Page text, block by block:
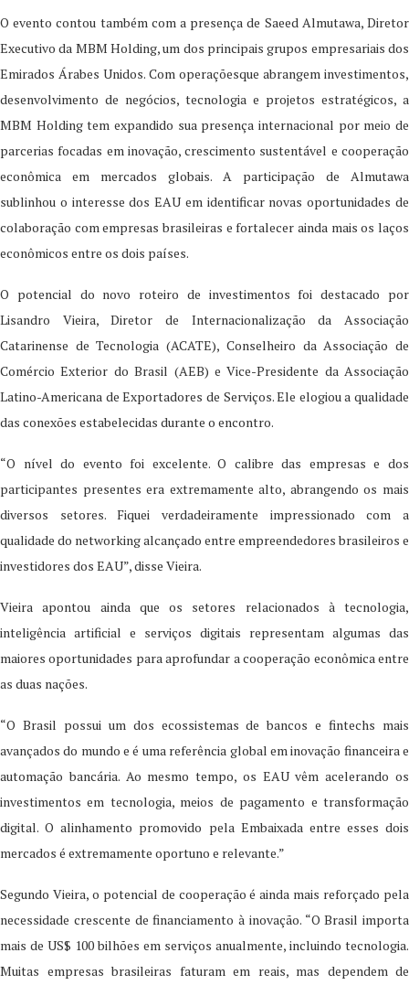
O evento contou também com a presença de Saeed Almutawa, Diretor
Executivo da MBM Holding, um dos principais grupos empresariais dos
Emirados Árabes Unidos. Com operaçõesque abrangem investimentos,
desenvolvimento de negócios, tecnologia e projetos estratégicos, a
MBM Holding tem expandido sua presença internacional por meio de
parcerias focadas em inovação, crescimento sustentável e cooperação
econômica em mercados globais. A participação de Almutawa
sublinhou o interesse dos EAU em identificar novas oportunidades de
colaboração com empresas brasileiras e fortalecer ainda mais os laços
econômicos entre os dois países.
O potencial do novo roteiro de investimentos foi destacado por
Lisandro Vieira, Diretor de Internacionalização da Associação
Catarinense de Tecnologia (ACATE), Conselheiro da Associação de
Comércio Exterior do Brasil (AEB) e Vice-Presidente da Associação
Latino-Americana de Exportadores de Serviços. Ele elogiou a qualidade
das conexões estabelecidas durante o encontro.
“O nível do evento foi excelente. O calibre das empresas e dos
participantes presentes era extremamente alto, abrangendo os mais
diversos setores. Fiquei verdadeiramente impressionado com a
qualidade do networking alcançado entre empreendedores brasileiros e
investidores dos EAU”, disse Vieira.
Vieira apontou ainda que os setores relacionados à tecnologia,
inteligência artificial e serviços digitais representam algumas das
maiores oportunidades para aprofundar a cooperação econômica entre
as duas nações.
“O Brasil possui um dos ecossistemas de bancos e fintechs mais
avançados do mundo e é uma referência global em inovação financeira e
automação bancária. Ao mesmo tempo, os EAU vêm acelerando os
investimentos em tecnologia, meios de pagamento e transformação
digital. O alinhamento promovido pela Embaixada entre esses dois
mercados é extremamente oportuno e relevante.”
Segundo Vieira, o potencial de cooperação é ainda mais reforçado pela
necessidade crescente de financiamento à inovação. “O Brasil importa
mais de US$ 100 bilhões em serviços anualmente, incluindo tecnologia.
Muitas empresas brasileiras faturam em reais, mas dependem de